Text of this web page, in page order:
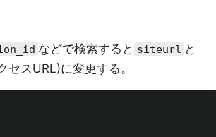
などで検索すると siteurl と
セスURL)に変更する。